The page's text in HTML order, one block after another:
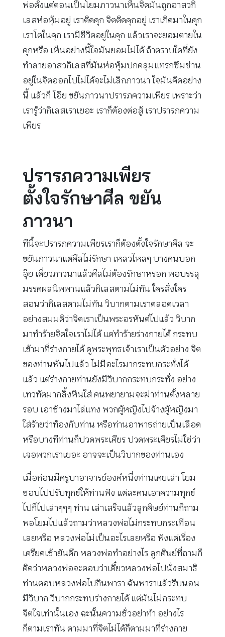
พ่อตั้งแต่ตอนเป็นโยมภาวนาเห็นจิตมันถูกอาสวกิ
เลสห่อหุ้มอยู่ เราติดคุก จิตติดคุกอยู่ เราเกิดมาในคุก
เราโตในคุก เรามีชีวิตอยู่ในคุก แล้วเราจะยอมตายใน
คุกหรือ เห็นอย่างนี้ใจมันยอมไม่ได้ ถ้าตราบใดที่ยัง
ทำลายอาสวกิเลสที่มันห่อหุ้มปกคลุมแทรกซึมซ่าน
อยู่ในจิตออกไปไม่ได้จะไม่เลิกภาวนา ใจมันคิดอย่าง
นี้ แล้วก็ โอ๊ย ขยันภาวนาปรารภความเพียร เพราะว่า
เรารู้ว่ากิเลสเราเยอะ เราก็ต้องต่อสู้ เราปรารภความ
เพียร
ปรารภความเพียร
ตั้งใจรักษาศีล ขยัน
ภาวนา
ทีนี้จะปรารภความเพียรเราก็ต้องตั้งใจรักษาศีล จะ
ขยันภาวนาแต่ศีลไม่รักษา เหลวไหลๆ บางคนบอก
อุ๊ย เดี๋ยวภาวนาแล้วศีลไม่ต้องรักษาหรอก พอบรรลุ
มรรคผลนิพพานแล้วกิเลสตามไม่ทัน ใครสั่งใคร
สอนว่ากิเลสตามไม่ทัน วิบากตามเราตลอดเวลา
อย่างสมมติว่าจิตเราเป็นพระอรหันต์ไปแล้ว วิบาก
มาทำร้ายจิตใจเราไม่ได้ แต่ทำร้ายร่างกายได้ กระทบ
เข้ามาที่ร่างกายได้ ดูพระพุทธเจ้าเราเป็นตัวอย่าง จิต
ของท่านพ้นไปแล้ว ไม่มีอะไรมากระทบกระทั่งได้
แล้ว แต่ร่างกายท่านยังมีวิบากกระทบกระทั่ง อย่าง
เทวทัตมากลิ้งหินใส่ คนพยายามจะฆ่าท่านตั้งหลาย
รอบ เอาช้างมาไล่แทง พวกผู้หญิงไปจ้างผู้หญิงมา
ใส่ร้ายว่าท้องกับท่าน หรือท่านอาพาธถ่ายเป็นเลือด
หรือบางทีท่านก็ปวดพระเศียร ปวดพระเศียรไม่ใช่ว่า
เจอพวกเราเยอะ อาจจะเป็นวิบากของท่านเอง
เมื่อก่อนมีครูบาอาจารย์องค์หนึ่งท่านเคยเล่า โยม
ชอบไปปรับทุกข์ให้ท่านฟัง แต่ละคนเอาความทุกข์
ไปก็ไปเล่าๆๆๆ ท่าน เล่าเสร็จแล้วลูกศิษย์ท่านก็ถาม
พอโยมไปแล้วถามว่าหลวงพ่อไม่กระทบกระเทือน
เลยหรือ หลวงพ่อไม่เป็นอะไรเลยหรือ ฟังแต่เรื่อง
เครียดเช้ายันดึก หลวงพ่อทำอย่างไร ลูกศิษย์ที่ถามก็
คิดว่าหลวงพ่อจะตอบว่าเดี๋ยวหลวงพ่อไปนั่งสมาธิ
ท่านตอบหลวงพ่อไปกินพารา ฉันพาราแล้วรีบนอน
มีวิบาก วิบากกระทบร่างกายได้ แต่มันไม่กระทบ
จิตใจเท่านั้นเอง ฉะนั้นความชั่วอย่าทำ อย่างไร
ก็ตามเราทัน ตามมาที่จิตไม่ได้ก็ตามมาที่ร่างกาย